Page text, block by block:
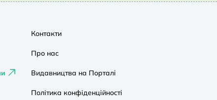
Контакти
Про нас
Видавництва на Порталі
Політика конфіденційності